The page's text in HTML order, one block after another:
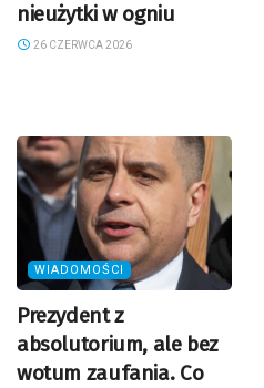
nieużytki w ogniu
26 CZERWCA 2026
WIADOMOŚCI
Prezydent z
absolutorium, ale bez
wotum zaufania. Co